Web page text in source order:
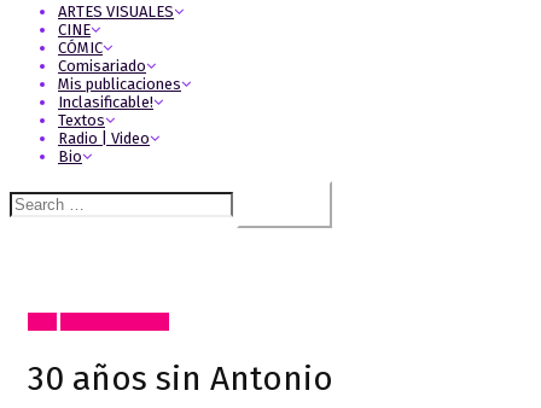
ARTES VISUALES
CINE
CÓMIC
Comisariado
Mis publicaciones
Inclasificable!
Textos
Radio | Video
Bio
Search
for:
30 años sin Antonio